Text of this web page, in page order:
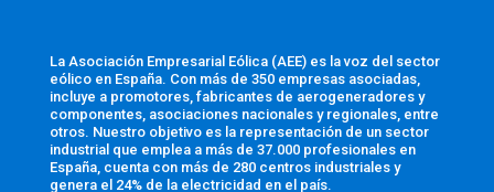
La Asociación Empresarial Eólica (AEE) es la voz del sector
eólico en España. Con más de 350 empresas asociadas,
incluye a promotores, fabricantes de aerogeneradores y
componentes, asociaciones nacionales y regionales, entre
otros. Nuestro objetivo es la representación de un sector
industrial que emplea a más de 37.000 profesionales en
España, cuenta con más de 280 centros industriales y
genera el 24% de la electricidad en el país.